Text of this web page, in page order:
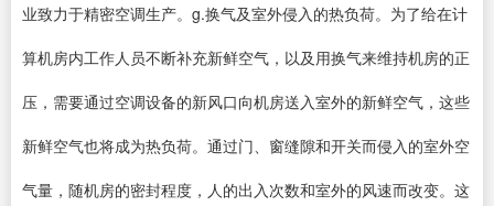
业致力于精密空调生产。g.换气及室外侵入的热负荷。为了给在计
算机房内工作人员不断补充新鲜空气，以及用换气来维持机房的正
压，需要通过空调设备的新风口向机房送入室外的新鲜空气，这些
新鲜空气也将成为热负荷。通过门、窗缝隙和开关而侵入的室外空
气量，随机房的密封程度，人的出入次数和室外的风速而改变。这